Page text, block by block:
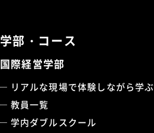
学部・コース
国際経営学部
リアルな現場で体験しながら学ぶ
教員一覧
学内ダブルスクール